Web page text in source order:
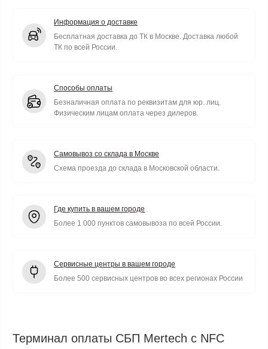
Информация о доставке
Бесплатная доставка до ТК в Москве. Доставка любой
ТК по всей России.
Способы оплаты
Безналичная оплата по реквизитам для юр. лиц.
Физическим лицам оплата через дилеров.
Самовывоз со склада в Москве
Схема проезда до склада в Московской области.
Где купить в вашем городе
Более 1 000 пунктов самовывоза по всей России.
Сервисные центры в вашем городе
Более 500 сервисных центров во всех регионах России
Терминал оплаты СБП Mertech с NFC